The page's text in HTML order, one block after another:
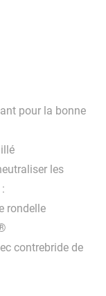
pour la bonne
les
rondelle
contrebride de